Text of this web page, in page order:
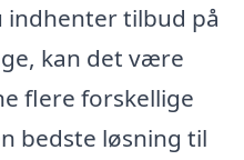
indhenter tilbud på
kan det være
flere forskellige
bedste løsning til